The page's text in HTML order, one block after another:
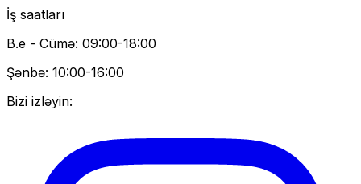
İş saatları
B.e - Cümə: 09:00-18:00
Şənbə: 10:00-16:00
Bizi izləyin: